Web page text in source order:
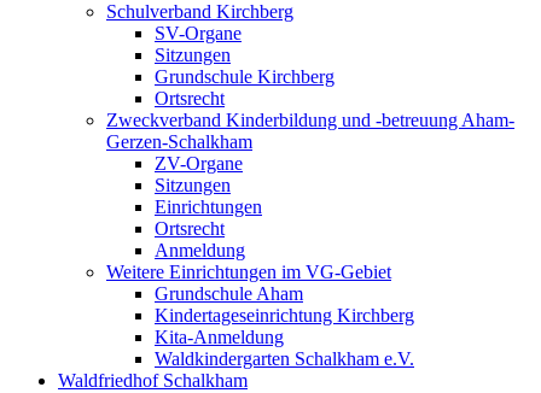
Schulverband Kirchberg
SV-Organe
Sitzungen
Grundschule Kirchberg
Ortsrecht
Zweckverband Kinderbildung und -betreuung Aham-
Gerzen-Schalkham
ZV-Organe
Sitzungen
Einrichtungen
Ortsrecht
Anmeldung
Weitere Einrichtungen im VG-Gebiet
Grundschule Aham
Kindertageseinrichtung Kirchberg
Kita-Anmeldung
Waldkindergarten Schalkham e.V.
Waldfriedhof Schalkham